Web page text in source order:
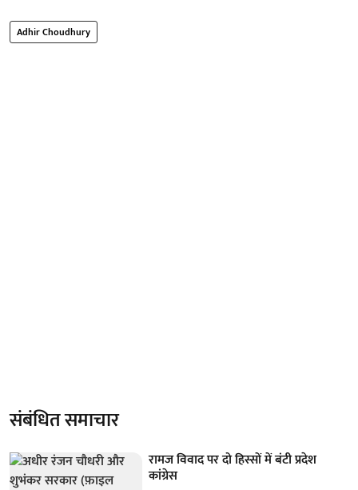
Adhir Choudhury
संबंधित समाचार
रामज विवाद पर दो हिस्सों में बंटी प्रदेश
कांग्रेस